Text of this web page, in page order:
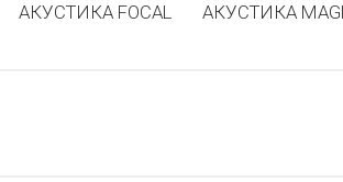
АКУСТИКА FOCAL
АКУСТИКА